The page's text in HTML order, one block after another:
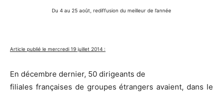
Du 4 au 25 août, rediffusion du meilleur de l’année
Article publié le mercredi 19 juillet 2014 :
En décembre dernier, 50 dirigeants de
filiales françaises de groupes étrangers avaient, dans le